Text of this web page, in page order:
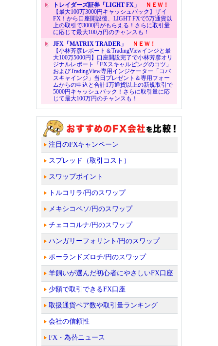
トレイダーズ証券「LIGHT FX」
ＮＥＷ！
【最大100万3000円キャッシュバック】ザイ
FX！から口座開設後、LIGHT FXで5万通貨以
上の取引で3000円がもらえる！さらに取引量
に応じて最大100万円のチャンスも！
JFX「MATRIX TRADER」
ＮＥＷ！
【小林芳彦レポート＆TradingViewインジと最
大100万5000円】口座開設完了で小林芳彦オリ
ジナルレポート「FXスキャルピングのコツ」
およびTradingView専用インジケーター「コバ
スキャインジ」当日プレゼント＆専用フォー
ムからの申込と合計1万通貨以上の新規取引で
5000円キャッシュバック！さらに取引量に応
じて最大100万円のチャンスも！
注目のFXキャンペーン
スプレッド（取引コスト）
スワップポイント
トルコリラ/円のスワップ
メキシコペソ/円のスワップ
チェココルナ/円のスワップ
ハンガリーフォリント/円のスワップ
ポーランドズロチ/円のスワップ
羊飼いが選んだ初心者にやさしいFX口座
少額で取引できるFX口座
取扱通貨ペア数や取引量ランキング
会社の信頼性
FX・為替ニュース